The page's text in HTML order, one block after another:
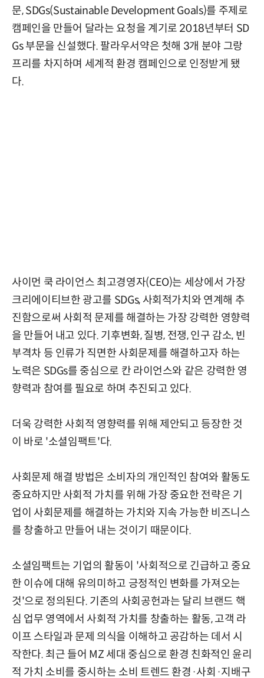
문, SDGs(Sustainable Development Goals)를 주제로
캠페인을 만들어 달라는 요청을 계기로 2018년부터 SD
Gs 부문을 신설했다. 팔라우서약은 첫해 3개 분야 그랑
프리를 차지하며 세계적 환경 캠페인으로 인정받게 됐
다.
사이먼 쿡 라이언스 최고경영자(CEO)는 세상에서 가장
크리에이티브한 광고를 SDGs, 사회적가치와 연계해 추
진함으로써 사회적 문제를 해결하는 가장 강력한 영향력
을 만들어 내고 있다. 기후변화, 질병, 전쟁, 인구 감소, 빈
부격차 등 인류가 직면한 사회문제를 해결하고자 하는
노력은 SDGs를 중심으로 칸 라이언스와 같은 강력한 영
향력과 참여를 필요로 하며 추진되고 있다.
더욱 강력한 사회적 영향력를 위해 제안되고 등장한 것
이 바로 '소셜임팩트'다.
사회문제 해결 방법은 소비자의 개인적인 참여와 활동도
중요하지만 사회적 가치를 위해 가장 중요한 전략은 기
업이 사회문제를 해결하는 가치와 지속 가능한 비즈니스
를 창출하고 만들어 내는 것이기 때문이다.
소셜임팩트는 기업의 활동이 '사회적으로 긴급하고 중요
한 이슈에 대해 유의미하고 긍정적인 변화를 가져오는
것'으로 정의된다. 기존의 사회공헌과는 달리 브랜드 핵
심 업무 영역에서 사회적 가치를 창출하는 활동, 고객 라
이프 스타일과 문제 의식을 이해하고 공감하는 데서 시
작한다. 최근 들어 MZ 세대 중심으로 환경 친화적인 윤리
적 가치 소비를 중시하는 소비 트렌드 환경·사회·지배구